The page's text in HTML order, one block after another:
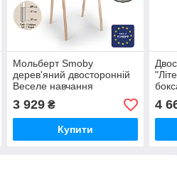
Мольберт Smoby
дерев'яний двосторонній
Веселе навчання
3 929₴
Купити
4